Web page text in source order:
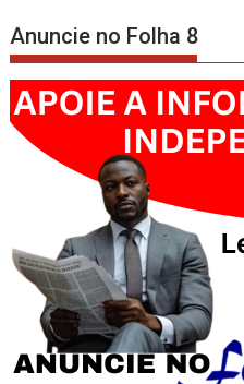
Anuncie no Folha 8